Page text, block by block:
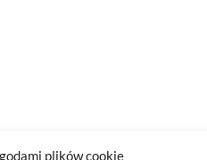
plików cookie